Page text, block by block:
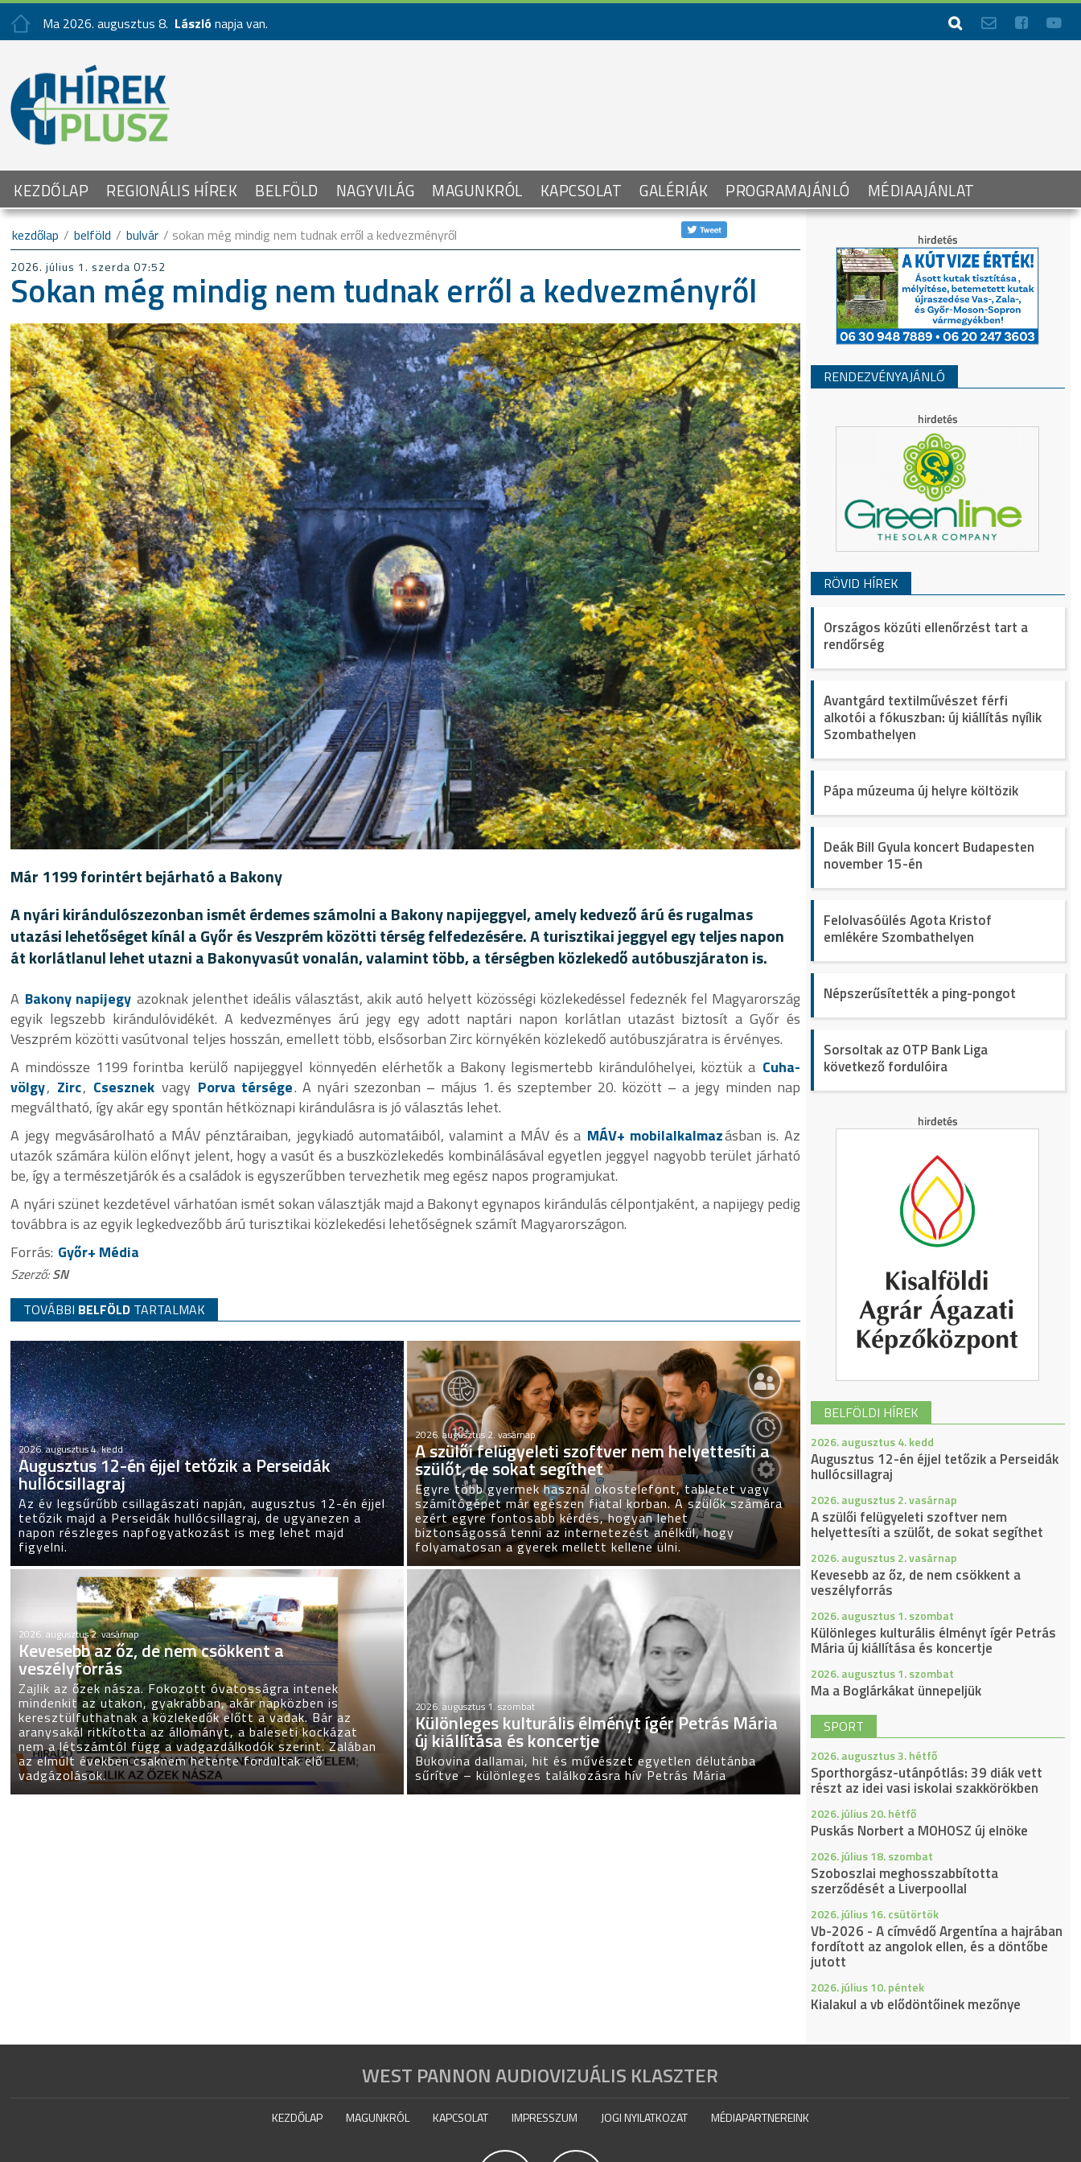
Ma 2026. augusztus 8. Lászlónapja van.    
KEZDŐLAP REGIONÁLIS HÍREK BELFÖLD NAGYVILÁG MAGUNKRÓL KAPCSOLAT GALÉRIÁK PROGRAMAJÁNLÓ MÉDIAAJÁNLAT
kezdőlap / belföld / bulvár / sokan még mindig nem tudnak erről a kedvezményről
2026. július 1. szerda 07:52
Sokan még mindig nem tudnak erről a kedvezményről
Már 1199 forintért bejárható a Bakony
A nyári kirándulószezonban ismét érdemes számolni a Bakony napijeggyel, amely kedvező árú és rugalmas
utazási lehetőséget kínál a Győr és Veszprém közötti térség felfedezésére. A turisztikai jeggyel egy teljes napon
át korlátlanul lehet utazni a Bakonyvasút vonalán, valamint több, a térségben közlekedő autóbuszjáraton is.
A Bakony napijegy azoknak jelenthet ideális választást, akik autó helyett közösségi közlekedéssel fedeznék fel Magyarország
egyik legszebb kirándulóvidékét. A kedvezményes árú jegy egy adott naptári napon korlátlan utazást biztosít a Győr és
Veszprém közötti vasútvonal teljes hosszán, emellett több, elsősorban Zirc környékén közlekedő autóbuszjáratra is érvényes.
A mindössze 1199 forintba kerülő napijeggyel könnyedén elérhetők a Bakony legismertebb kirándulóhelyei, köztük a Cuha-
völgy, Zirc, Csesznek vagy Porva térsége. A nyári szezonban – május 1. és szeptember 20. között – a jegy minden nap
megváltható, így akár egy spontán hétköznapi kirándulásra is jó választás lehet.
A jegy megvásárolható a MÁV pénztáraiban, jegykiadó automatáiból, valamint a MÁV és a MÁV+ mobilalkalmazásban is. Az
utazók számára külön előnyt jelent, hogy a vasút és a buszközlekedés kombinálásával egyetlen jeggyel nagyobb terület járható
be, így a természetjárók és a családok is egyszerűbben tervezhetik meg egész napos programjukat.
A nyári szünet kezdetével várhatóan ismét sokan választják majd a Bakonyt egynapos kirándulás célpontjaként, a napijegy pedig
továbbra is az egyik legkedvezőbb árú turisztikai közlekedési lehetőségnek számít Magyarországon.
Forrás: Győr+ Média
Szerző:SN
TOVÁBBI BELFÖLD TARTALMAK
2026. augusztus 4. kedd
Augusztus 12-én éjjel tetőzik a Perseidák
hullócsillagraj
Az év legsűrűbb csillagászati napján, augusztus 12-én éjjel
tetőzik majd a Perseidák hullócsillagraj, de ugyanezen a
napon részleges napfogyatkozást is meg lehet majd
figyelni.
2026. augusztus 2. vasárnap
A szülői felügyeleti szoftver nem helyettesíti a
szülőt, de sokat segíthet
Egyre több gyermek használ okostelefont, tabletet vagy
számítógépet már egészen fiatal korban. A szülők számára
ezért egyre fontosabb kérdés, hogyan lehet
biztonságossá tenni az internetezést anélkül, hogy
folyamatosan a gyerek mellett kellene ülni.
2026. augusztus 2. vasárnap
Kevesebb az őz, de nem csökkent a
veszélyforrás
Zajlik az őzek násza. Fokozott óvatosságra intenek
mindenkit az utakon, gyakrabban, akár napközben is
keresztülfuthatnak a közlekedők előtt a vadak. Bár az
aranysakál ritkította az állományt, a baleseti kockázat
nem a létszámtól függ a vadgazdálkodók szerint. Zalában
az elmúlt években csaknem hetente fordultak elő
vadgázolások.
2026. augusztus 1. szombat
Különleges kulturális élményt ígér Petrás Mária
új kiállítása és koncertje
Bukovina dallamai, hit és művészet egyetlen délutánba
sűrítve – különleges találkozásra hív Petrás Mária
RENDEZVÉNYAJÁNLÓ
RÖVID HÍREK
Országos közúti ellenőrzést tart a
rendőrség
Avantgárd textilművészet férfi
alkotói a fókuszban: új kiállítás nyílik
Szombathelyen
Pápa múzeuma új helyre költözik
Deák Bill Gyula koncert Budapesten
november 15-én
Felolvasóülés Agota Kristof
emlékére Szombathelyen
Népszerűsítették a ping-pongot
Sorsoltak az OTP Bank Liga
következő fordulóira
BELFÖLDI HÍREK
2026. augusztus 4. kedd
Augusztus 12-én éjjel tetőzik a Perseidák
hullócsillagraj
2026. augusztus 2. vasárnap
A szülői felügyeleti szoftver nem
helyettesíti a szülőt, de sokat segíthet
2026. augusztus 2. vasárnap
Kevesebb az őz, de nem csökkent a
veszélyforrás
2026. augusztus 1. szombat
Különleges kulturális élményt ígér Petrás
Mária új kiállítása és koncertje
2026. augusztus 1. szombat
Ma a Boglárkákat ünnepeljük
SPORT
2026. augusztus 3. hétfő
Sporthorgász-utánpótlás: 39 diák vett
részt az idei vasi iskolai szakkörökben
2026. július 20. hétfő
Puskás Norbert a MOHOSZ új elnöke
2026. július 18. szombat
Szoboszlai meghosszabbította
szerződését a Liverpoollal
2026. július 16. csütörtök
Vb-2026 - A címvédő Argentína a hajrában
fordított az angolok ellen, és a döntőbe
jutott
2026. július 10. péntek
Kialakul a vb elődöntőinek mezőnye
WEST PANNON AUDIOVIZUÁLIS KLASZTER
KEZDŐLAP MAGUNKRÓL KAPCSOLAT IMPRESSZUM JOGI NYILATKOZAT MÉDIAPARTNEREINK